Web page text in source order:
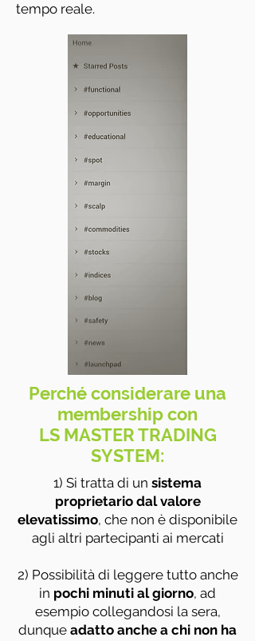
tempo reale.
Perché considerare una
membership con
LS MASTER TRADING
SYSTEM:
1) Si tratta di un sistema
proprietario dal valore
elevatissimo, che non è disponibile
agli altri partecipanti ai mercati
2) Possibilità di leggere tutto anche
in pochi minuti al giorno, ad
esempio collegandosi la sera,
dunque adatto anche a chi non ha